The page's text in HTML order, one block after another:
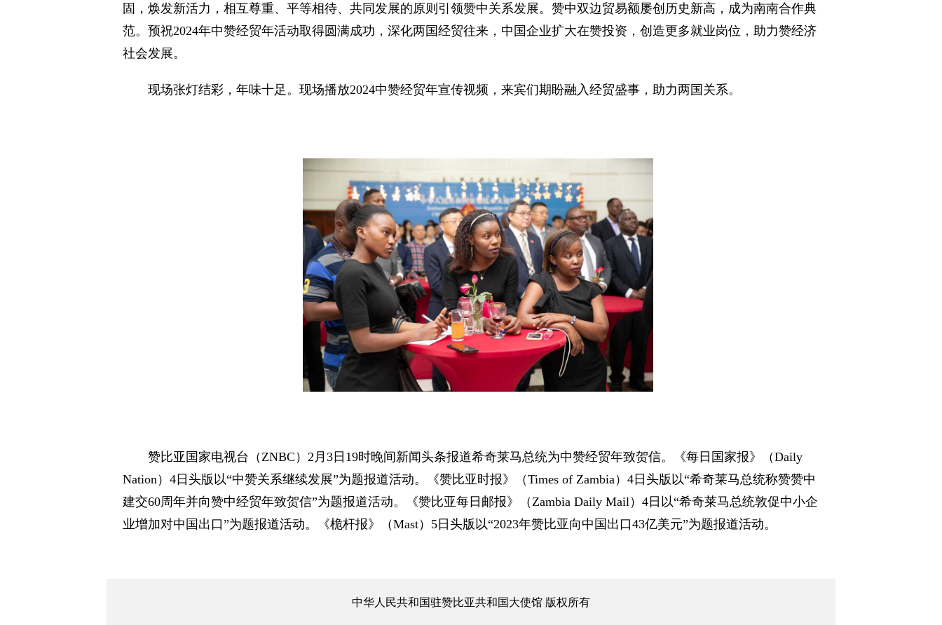
固，焕发新活力，相互尊重、平等相待、共同发展的原则引领赞中关系发展。赞中双边贸易额屡创历史新高，成为南南合作典
范。预祝2024年中赞经贸年活动取得圆满成功，深化两国经贸往来，中国企业扩大在赞投资，创造更多就业岗位，助力赞经济
社会发展。
现场张灯结彩，年味十足。现场播放2024中赞经贸年宣传视频，来宾们期盼融入经贸盛事，助力两国关系。
赞比亚国家电视台（ZNBC）2月3日19时晚间新闻头条报道希奇莱马总统为中赞经贸年致贺信。《每日国家报》（Daily
Nation）4日头版以“中赞关系继续发展”为题报道活动。《赞比亚时报》（Times of Zambia）4日头版以“希奇莱马总统称赞赞中
建交60周年并向赞中经贸年致贺信”为题报道活动。《赞比亚每日邮报》（Zambia Daily Mail）4日以“希奇莱马总统敦促中小企
业增加对中国出口”为题报道活动。《桅杆报》（Mast）5日头版以“2023年赞比亚向中国出口43亿美元”为题报道活动。
中华人民共和国驻赞比亚共和国大使馆 版权所有